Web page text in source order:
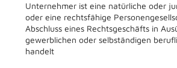
Unternehmer ist eine natürliche oder
oder eine rechtsfähige
Abschluss eines Rechtsgeschäfts in
gewerblichen oder selbständigen
handelt